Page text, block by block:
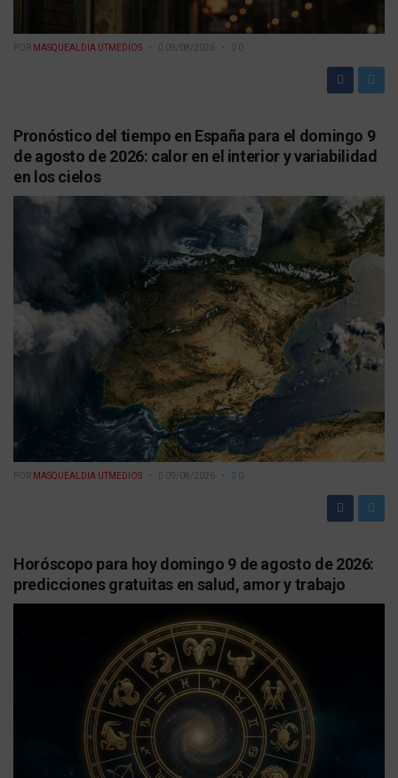
POR MASQUEALDIA UTMEDIOS 09/08/2026 0
Pronóstico del tiempo en España para el domingo 9
de agosto de 2026: calor en el interior y variabilidad
en los cielos
POR MASQUEALDIA UTMEDIOS 09/08/2026 0
Horóscopo para hoy domingo 9 de agosto de 2026:
predicciones gratuitas en salud, amor y trabajo